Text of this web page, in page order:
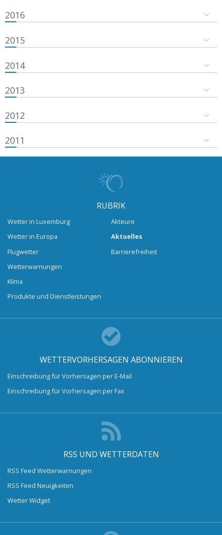
2016
2015
2014
2013
2012
2011
RUBRIK
Wetter in Luxemburg
Wetter in Europa
Flugwetter
Wetterwarnungen
Klima
Produkte und Dienstleistungen
Akteure
Aktuelles
Barrierefreiheit
WETTERVORHERSAGEN ABONNIEREN
Einschreibung für Vorhersagen per E-Mail
Einschreibung für Vorhersagen per Fax
RSS UND WETTERDATEN
RSS Feed Wetterwarnungen
RSS Feed Neuigkeiten
Wetter Widget